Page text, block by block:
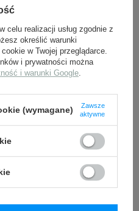
Patki kołnierzowe
Luftwaffe -
Sanitätstruppe, Gefreiter
45,16 zł
celu realizacji usług zgodnie z
określić warunki
w Twojej przeglądarce.
i prywatności można
i warunki Google.
(wymagane)
Zawsze
aktywne